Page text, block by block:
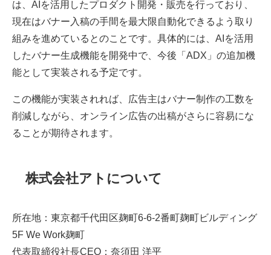
は、AIを活用したプロダクト開発・販売を行っており、
現在はバナー入稿の手間を最大限自動化できるよう取り
組みを進めているとのことです。具体的には、AIを活用
したバナー生成機能を開発中で、今後「ADX」の追加機
能として実装される予定です。
この機能が実装されれば、広告主はバナー制作の工数を
削減しながら、オンライン広告の出稿がさらに容易にな
ることが期待されます。
株式会社アトについて
所在地：東京都千代田区麹町6-6-2番町麹町ビルディング
5F We Work麹町
代表取締役社長CEO：奈須田 洋平